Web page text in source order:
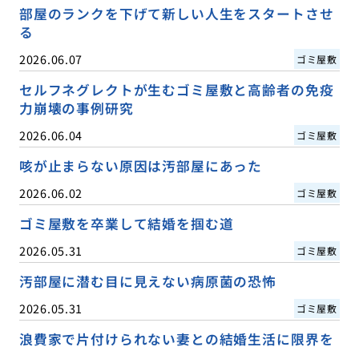
部屋のランクを下げて新しい人生をスタートさせ
る
2026.06.07 ゴミ屋敷
セルフネグレクトが生むゴミ屋敷と高齢者の免疫
力崩壊の事例研究
2026.06.04 ゴミ屋敷
咳が止まらない原因は汚部屋にあった
2026.06.02 ゴミ屋敷
ゴミ屋敷を卒業して結婚を掴む道
2026.05.31 ゴミ屋敷
汚部屋に潜む目に見えない病原菌の恐怖
2026.05.31 ゴミ屋敷
浪費家で片付けられない妻との結婚生活に限界を